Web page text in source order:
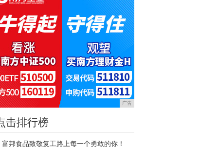
广告
击排行榜
富邦食品致敬复工路上每一个勇敢的你！